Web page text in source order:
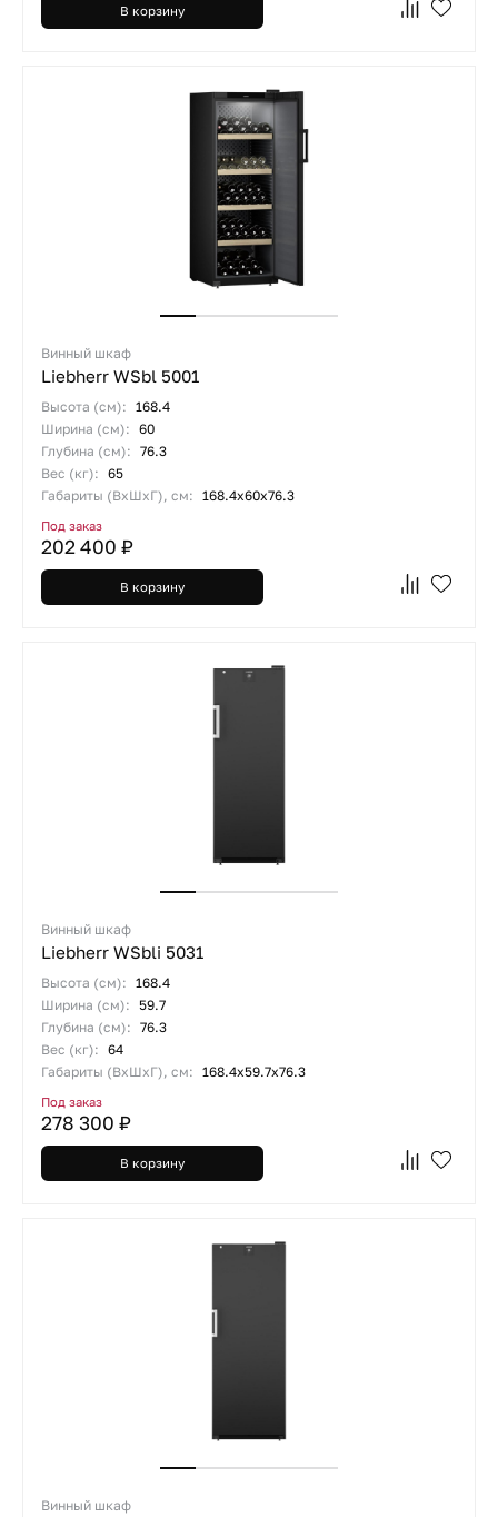
В корзину
Винный шкаф
Liebherr WSbl 5001
Высота (см): 168.4
Ширина (см): 60
Глубина (см): 76.3
Вес (кг): 65
Габариты (ВхШхГ), см: 168.4х60х76.3
Под заказ
202 400 ₽
В корзину
Винный шкаф
Liebherr WSbli 5031
Высота (см): 168.4
Ширина (см): 59.7
Глубина (см): 76.3
Вес (кг): 64
Габариты (ВхШхГ), см: 168.4х59.7х76.3
Под заказ
278 300 ₽
В корзину
Винный шкаф